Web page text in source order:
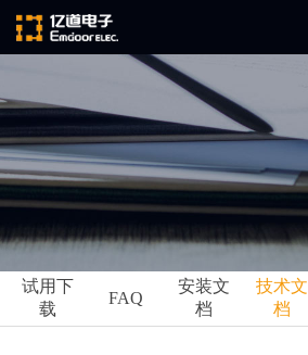
公司简介
发展历程
企业文化
ARM
Ansys
亿道动态
市场活动
试用下
载
FAQ
安装文
档
技术文
档